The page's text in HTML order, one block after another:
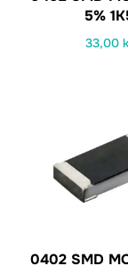
5%
33,00
0402 SMD